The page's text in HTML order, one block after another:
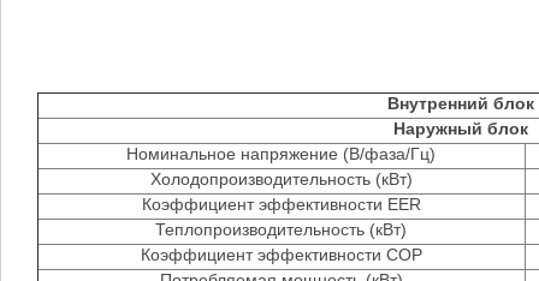
Внутренний блок
Наружный блок
Номинальное напряжение (В/фаза/Гц)
Холодопроизводительность (кВт)
Коэффициент эффективности EER
Теплопроизводительность (кВт)
Коэффициент эффективности COP